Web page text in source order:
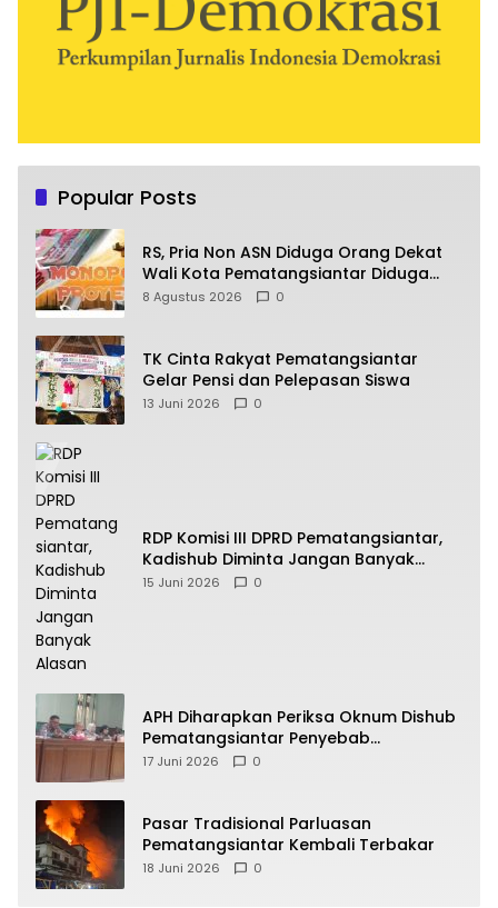
Popular Posts
RS, Pria Non ASN Diduga Orang Dekat
Wali Kota Pematangsiantar Diduga
Bagi Bagi Proyek ke Kontraktor
8 Agustus 2026 0
TK Cinta Rakyat Pematangsiantar
Gelar Pensi dan Pelepasan Siswa
13 Juni 2026 0
RDP Komisi III DPRD Pematangsiantar,
Kadishub Diminta Jangan Banyak
Alasan
15 Juni 2026 0
APH Diharapkan Periksa Oknum Dishub
Pematangsiantar Penyebab
Kebocoran PAD Retribusi Parkir
17 Juni 2026 0
Pasar Tradisional Parluasan
Pematangsiantar Kembali Terbakar
18 Juni 2026 0